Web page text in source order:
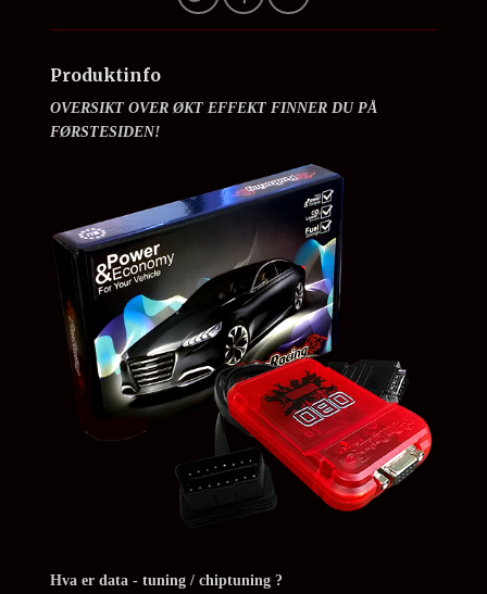
Produktinfo
OVERSIKT OVER ØKT EFFEKT FINNER DU PÅ
FØRSTESIDEN!
Hva er data - tuning / chiptuning ?